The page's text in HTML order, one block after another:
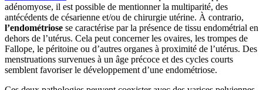
adénomyose, il est possible de mentionner la multiparité, des
antécédents de césarienne et/ou de chirurgie utérine. À contrario,
l’endométriose se caractérise par la présence de tissu endométrial en
dehors de l’utérus. Cela peut concerner les ovaires, les trompes de
Fallope, le péritoine ou d’autres organes à proximité de l’utérus. Des
menstruations survenues à un âge précoce et des cycles courts
semblent favoriser le développement d’une endométriose.